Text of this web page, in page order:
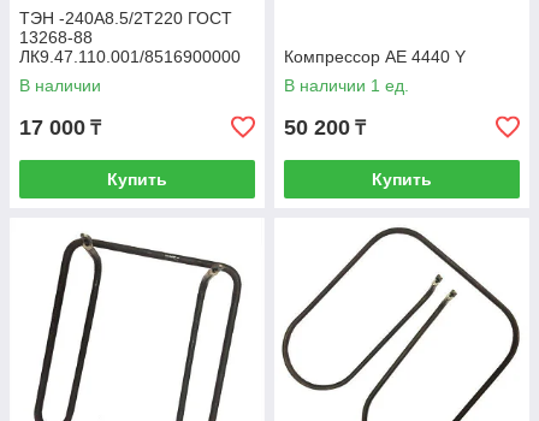
ТЭН -240A8.5/2T220 ГОСТ
13268-88
ЛК9.47.110.001/8516900000
В наличии
17 000 ₸
Купить
Компрессор AE 4440 Y
В наличии 1 ед.
50 200 ₸
Купить